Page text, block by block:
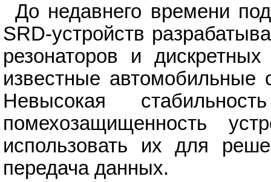
До недавнего времени
SRD-устройств
резонаторов и
известные автомобильные
Невысокая
помехозащищенность
использовать их для
передача данных.